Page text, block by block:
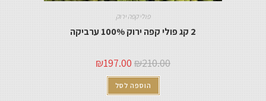
פולי קפה ירוק
2 קג פולי קפה ירוק 100% ערביקה
₪210.00
₪197.00
הוספה לסל